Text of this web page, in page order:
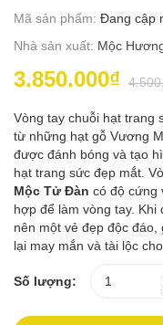
Mã sản phẩm: Đang cập
Nhà sản xuất: Mộc
3.850.000₫
Vòng tay chuỗi hạt trang
từ những hạt gỗ Vương
được đánh bóng và tạo
hạt trang sức đẹp mắt.
Mộc Tử Đàn có độ cứng
hợp để làm vòng tay.
nên một vẻ đẹp độc
lại may mắn và tài lộc
Số lượng: